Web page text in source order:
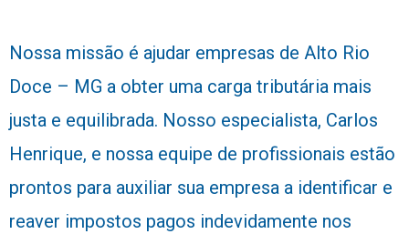
Nossa missão é ajudar empresas de Alto Rio
Doce – MG a obter uma carga tributária mais
justa e equilibrada. Nosso especialista, Carlos
Henrique, e nossa equipe de profissionais estão
prontos para auxiliar sua empresa a identificar e
reaver impostos pagos indevidamente nos